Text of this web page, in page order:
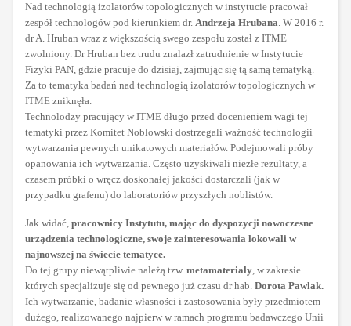
Nad technologią izolatorów topologicznych w instytucie pracował
zespół technologów pod kierunkiem dr. Andrzeja Hrubana. W 2016 r.
dr A. Hruban wraz z większością swego zespołu został z ITME
zwolniony. Dr Hruban bez trudu znalazł zatrudnienie w Instytucie
Fizyki PAN, gdzie pracuje do dzisiaj, zajmując się tą samą tematyką.
Za to tematyka badań nad technologią izolatorów topologicznych w
ITME zniknęła.
Technolodzy pracujący w ITME długo przed docenieniem wagi tej
tematyki przez Komitet Noblowski dostrzegali ważność technologii
wytwarzania pewnych unikatowych materiałów. Podejmowali próby
opanowania ich wytwarzania. Często uzyskiwali niezłe rezultaty, a
czasem próbki o wręcz doskonałej jakości dostarczali (jak w
przypadku grafenu) do laboratoriów przyszłych noblistów.
Jak widać, pracownicy Instytutu, mając do dyspozycji nowoczesne
urządzenia technologiczne, swoje zainteresowania lokowali w
najnowszej na świecie tematyce.
Do tej grupy niewątpliwie należą tzw. metamateriały, w zakresie
których specjalizuje się od pewnego już czasu dr hab. Dorota Pawlak.
Ich wytwarzanie, badanie własności i zastosowania były przedmiotem
dużego, realizowanego najpierw w ramach programu badawczego Unii